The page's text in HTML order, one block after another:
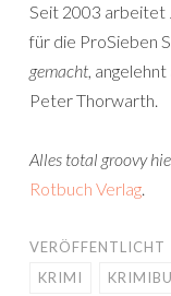
Seit 2003 arbeitet
für die ProSieben
gemacht,
Peter Thorwarth.
Alles total groovy
Rotbuch Verlag.
VERÖFFENTLICHT
KRIMI